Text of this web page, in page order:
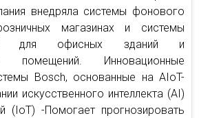
внедряла системы фонового
магазинах и системы
для офисных зданий и
помещений. Инновационные
Bosch, основанные на AIoT-
искусственного интеллекта (AI)
(IoT) -Помогает прогнозировать